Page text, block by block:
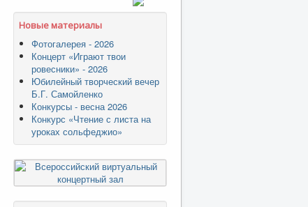
Новые материалы
Фотогалерея - 2026
Концерт «Играют твои
ровесники» - 2026
Юбилейный творческий вечер
Б.Г. Самойленко
Конкурсы - весна 2026
Конкурс «Чтение с листа на
уроках сольфеджио»